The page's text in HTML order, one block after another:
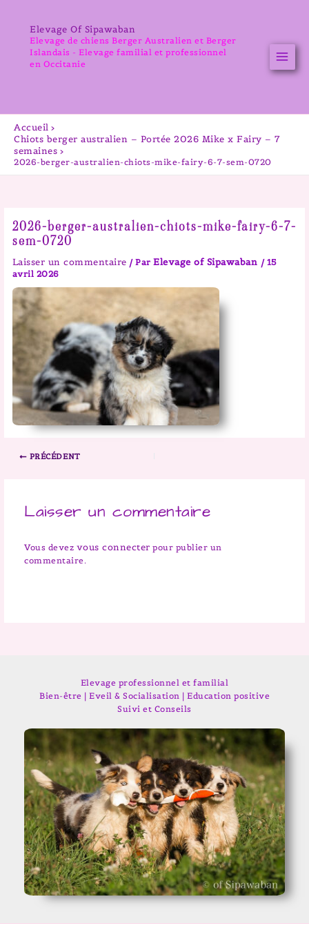
contenuElevage Of Sipawaban
Elevage de chiens Berger Australien et Berger
Islandais - Elevage familial et professionnel
en Occitanie
Accueil
Chiots berger australien – Portée 2026 Mike x Fairy – 7
semaines
2026-berger-australien-chiots-mike-fairy-6-7-sem-0720
2026-berger-australien-chiots-mike-fairy-6-7-
sem-0720
Laisser un commentaire / ParElevage of Sipawaban / 15
avril 2026
PRÉCÉDENT
Laisser un commentaire
Vous devez vous connecter pour publier un
commentaire.
Elevage professionnel et familial
Bien-être | Eveil & Socialisation | Education positive
Suivi et Conseils